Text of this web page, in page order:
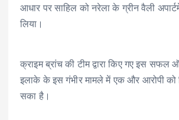
आधार पर साहिल को नरेला के ग्रीन वैली
लिया।
क्राइम ब्रांच की टीम द्वारा किए गए इस
इलाके के इस गंभीर मामले में एक और आरोपी को
सका है।